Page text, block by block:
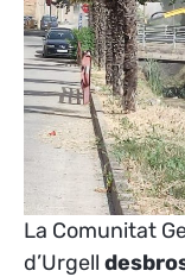
La Comunitat
d’Urgell